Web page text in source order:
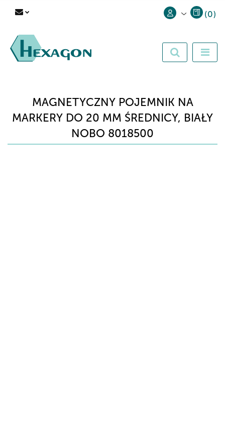
Zarejestruj się
(0)
MAGNETYCZNY POJEMNIK NA
MARKERY DO 20 MM ŚREDNICY, BIAŁY
NOBO 8018500